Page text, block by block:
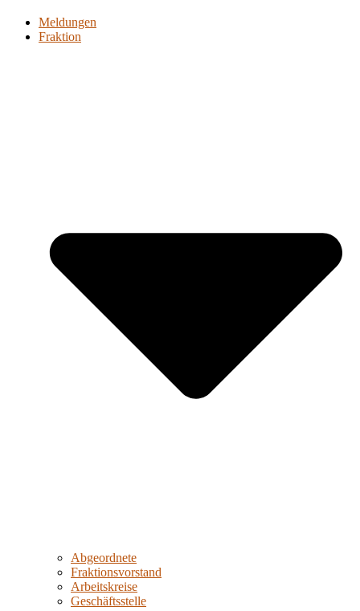
Meldungen
Fraktion
Abgeordnete
Fraktionsvorstand
Arbeitskreise
Geschäftsstelle